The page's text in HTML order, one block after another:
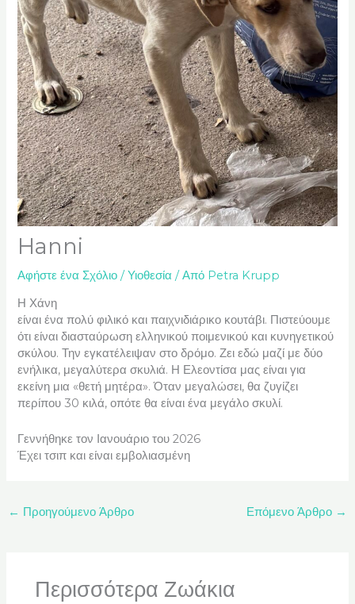
Hanni
Αφήστε ένα Σχόλιο /Υιοθεσία / Από Petra Krupp
Η Χάνη
είναι ένα πολύ φιλικό και παιχνιδιάρικο κουτάβι. Πιστεύουμε
ότι είναι διασταύρωση ελληνικού ποιμενικού και κυνηγετικού
σκύλου. Την εγκατέλειψαν στο δρόμο. Ζει εδώ μαζί με δύο
ενήλικα, μεγαλύτερα σκυλιά. Η Ελεοντίσα μας είναι για
εκείνη μια «θετή μητέρα». Όταν μεγαλώσει, θα ζυγίζει
περίπου 30 κιλά, οπότε θα είναι ένα μεγάλο σκυλί.
Γεννήθηκε τον Ιανουάριο του 2026
Έχει τσιπ και είναι εμβολιασμένη
← Προηγούμενο Άρθρο Επόμενο Άρθρο →
Περισσότερα Ζωάκια